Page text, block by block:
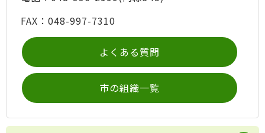
FAX：048-997-7310
よくある質問
市の組織一覧